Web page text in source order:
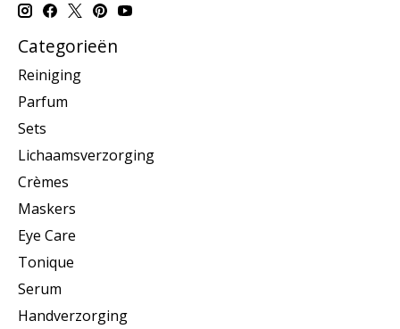
Categorieën
Reiniging
Parfum
Sets
Lichaamsverzorging
Crèmes
Maskers
Eye Care
Tonique
Serum
Handverzorging